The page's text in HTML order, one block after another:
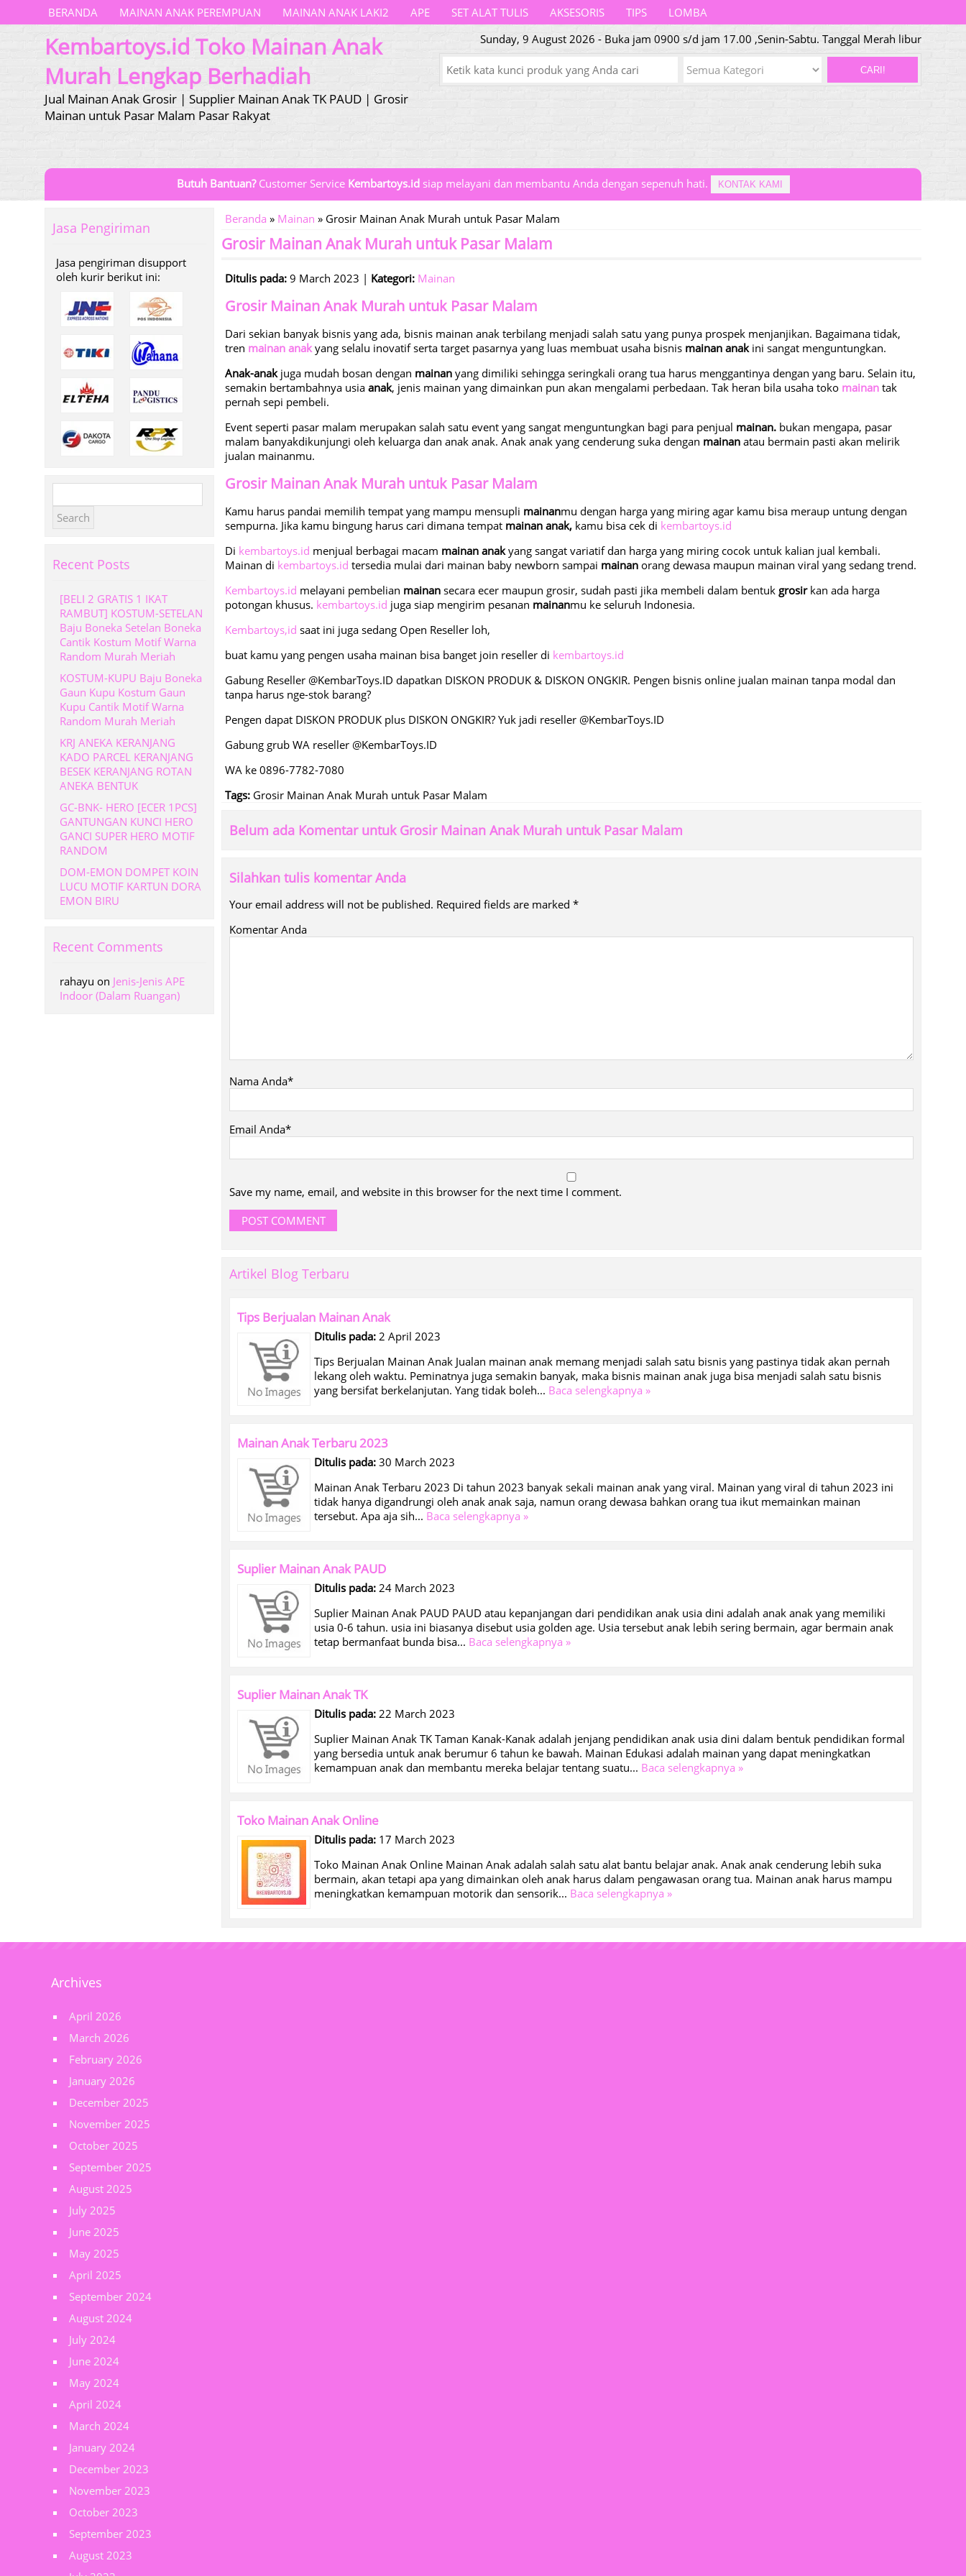
BERANDA MAINAN ANAK PEREMPUAN MAINAN ANAK LAKI2 APE SET ALAT TULIS AKSESORIS TIPS LOMBA
Kembartoys.id Toko Mainan Anak
Murah Lengkap Berhadiah
Jual Mainan Anak Grosir | Supplier Mainan Anak TK PAUD | Grosir
Mainan untuk Pasar Malam Pasar Rakyat
Sunday, 9 August 2026 - Buka jam 0900 s/d jam 17.00 ,Senin-Sabtu. Tanggal Merah libur
CARI!
Butuh Bantuan?Customer Service Kembartoys.idsiap melayani dan membantu Anda dengan sepenuh hati. KONTAK KAMI
Beranda » Mainan » Grosir Mainan Anak Murah untuk Pasar Malam
Grosir Mainan Anak Murah untuk Pasar Malam
Ditulis pada: 9 March 2023 | Kategori: Mainan
Grosir Mainan Anak Murah untuk Pasar Malam
Dari sekian banyak bisnis yang ada, bisnis mainan anak terbilang menjadi salah satu yang punya prospek menjanjikan. Bagaimana tidak,
tren mainan anak yang selalu inovatif serta target pasarnya yang luas membuat usaha bisnis mainan anakini sangat menguntungkan.
Anak-anakjuga mudah bosan dengan mainan yang dimiliki sehingga seringkali orang tua harus menggantinya dengan yang baru. Selain itu,
semakin bertambahnya usia anak, jenis mainan yang dimainkan pun akan mengalami perbedaan. Tak heran bila usaha toko mainan tak
pernah sepi pembeli.
Event seperti pasar malam merupakan salah satu event yang sangat menguntungkan bagi para penjual mainan. bukan mengapa, pasar
malam banyakdikunjungi oleh keluarga dan anak anak. Anak anak yang cenderung suka dengan mainan atau bermain pasti akan melirik
jualan mainanmu.
Grosir Mainan Anak Murah untuk Pasar Malam
Kamu harus pandai memilih tempat yang mampu mensupli mainanmu dengan harga yang miring agar kamu bisa meraup untung dengan
sempurna. Jika kamu bingung harus cari dimana tempat mainan anak, kamu bisa cek di kembartoys.id
Di kembartoys.id menjual berbagai macam mainan anakyang sangat variatif dan harga yang miring cocok untuk kalian jual kembali.
Mainan di kembartoys.id tersedia mulai dari mainan baby newborn sampai mainan orang dewasa maupun mainan viral yang sedang trend.
Kembartoys.id melayani pembelian mainan secara ecer maupun grosir, sudah pasti jika membeli dalam bentuk grosirkan ada harga
potongan khusus. kembartoys.id juga siap mengirim pesanan mainanmu ke seluruh Indonesia.
Kembartoys,id saat ini juga sedang Open Reseller loh,
buat kamu yang pengen usaha mainan bisa banget join reseller di kembartoys.id
Gabung Reseller @KembarToys.ID dapatkan DISKON PRODUK & DISKON ONGKIR. Pengen bisnis online jualan mainan tanpa modal dan
tanpa harus nge-stok barang?
Pengen dapat DISKON PRODUK plus DISKON ONGKIR? Yuk jadi reseller @KembarToys.ID
Gabung grub WA reseller @KembarToys.ID
WA ke 0896-7782-7080
Tags: Grosir Mainan Anak Murah untuk Pasar Malam
Belum ada Komentar untuk Grosir Mainan Anak Murah untuk Pasar Malam
Silahkan tulis komentar Anda
Your email address will not be published. Required fields are marked *
Komentar Anda
Nama Anda*
Email Anda*
Save my name, email, and website in this browser for the next time I comment.
Artikel Blog Terbaru
Tips Berjualan Mainan Anak
Ditulis pada: 2 April 2023
Tips Berjualan Mainan Anak Jualan mainan anak memang menjadi salah satu bisnis yang pastinya tidak akan pernah
lekang oleh waktu. Peminatnya juga semakin banyak, maka bisnis mainan anak juga bisa menjadi salah satu bisnis
yang bersifat berkelanjutan. Yang tidak boleh... Baca selengkapnya »
Mainan Anak Terbaru 2023
Ditulis pada: 30 March 2023
Mainan Anak Terbaru 2023 Di tahun 2023 banyak sekali mainan anak yang viral. Mainan yang viral di tahun 2023 ini
tidak hanya digandrungi oleh anak anak saja, namun orang dewasa bahkan orang tua ikut memainkan mainan
tersebut. Apa aja sih... Baca selengkapnya »
Suplier Mainan Anak PAUD
Ditulis pada: 24 March 2023
Suplier Mainan Anak PAUD PAUD atau kepanjangan dari pendidikan anak usia dini adalah anak anak yang memiliki
usia 0-6 tahun. usia ini biasanya disebut usia golden age. Usia tersebut anak lebih sering bermain, agar bermain anak
tetap bermanfaat bunda bisa... Baca selengkapnya »
Suplier Mainan Anak TK
Ditulis pada: 22 March 2023
Suplier Mainan Anak TK Taman Kanak-Kanak adalah jenjang pendidikan anak usia dini dalam bentuk pendidikan formal
yang bersedia untuk anak berumur 6 tahun ke bawah. Mainan Edukasi adalah mainan yang dapat meningkatkan
kemampuan anak dan membantu mereka belajar tentang suatu... Baca selengkapnya »
Toko Mainan Anak Online
Ditulis pada: 17 March 2023
Toko Mainan Anak Online Mainan Anak adalah salah satu alat bantu belajar anak. Anak anak cenderung lebih suka
bermain, akan tetapi apa yang dimainkan oleh anak harus dalam pengawasan orang tua. Mainan anak harus mampu
meningkatkan kemampuan motorik dan sensorik... Baca selengkapnya »
Jasa Pengiriman
Jasa pengiriman disupport
oleh kurir berikut ini:
for:
Recent Posts
[BELI 2 GRATIS 1 IKAT
RAMBUT] KOSTUM-SETELAN
Baju Boneka Setelan Boneka
Cantik Kostum Motif Warna
Random Murah Meriah
KOSTUM-KUPU Baju Boneka
Gaun Kupu Kostum Gaun
Kupu Cantik Motif Warna
Random Murah Meriah
KRJ ANEKA KERANJANG
KADO PARCEL KERANJANG
BESEK KERANJANG ROTAN
ANEKA BENTUK
GC-BNK- HERO [ECER 1PCS]
GANTUNGAN KUNCI HERO
GANCI SUPER HERO MOTIF
RANDOM
DOM-EMON DOMPET KOIN
LUCU MOTIF KARTUN DORA
EMON BIRU
Recent Comments
rahayu on Jenis-Jenis APE
Indoor (Dalam Ruangan)
Archives
April 2026
March 2026
February 2026
January 2026
December 2025
November 2025
October 2025
September 2025
August 2025
July 2025
June 2025
May 2025
April 2025
September 2024
August 2024
July 2024
June 2024
May 2024
April 2024
March 2024
January 2024
December 2023
November 2023
October 2023
September 2023
August 2023